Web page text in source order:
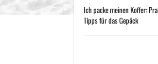
Ich packe meinen Koffer:
Tipps für das Gepäck